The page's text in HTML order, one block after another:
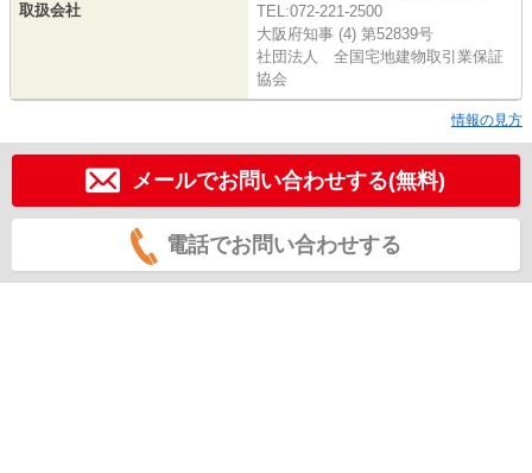
取扱会社
TEL:072-221-2500
大阪府知事 (4) 第52839号
社団法人 全国宅地建物取引業保証
協会
情報の見方
メールでお問い合わせする(無料)
電話でお問い合わせする